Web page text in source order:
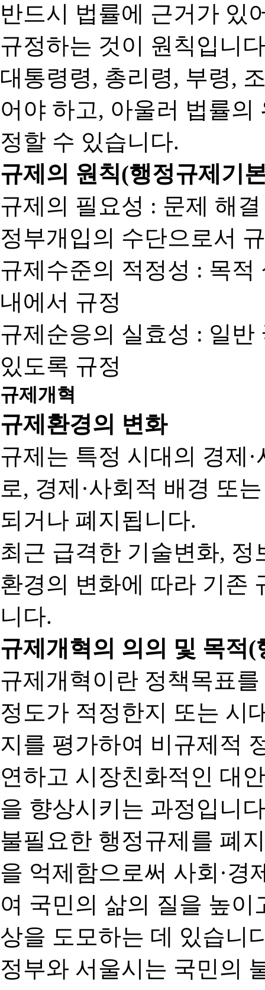
반드시 법률에 근거가 있
규정하는 것이 원칙입니
대통령령, 총리령, 부령,
어야 하고, 아울러 법률
정할 수 있습니다.
규제의 원칙(행정규제기
규제의 필요성 : 문제 해
정부개입의 수단으로서
규제수준의 적정성 : 목
내에서 규정
규제순응의 실효성 : 일
있도록 규정
규제개혁
규제환경의 변화
규제는 특정 시대의 경제
로, 경제·사회적 배경 또
되거나 폐지됩니다.
최근 급격한 기술변화,
환경의 변화에 따라 기존
니다.
규제개혁의 의의 및 목적
규제개혁이란 정책목표
정도가 적정한지 또는 시
지를 평가하여 비규제적
연하고 시장친화적인 대
을 향상시키는 과정입니
불필요한 행정규제를 폐
을 억제함으로써 사회·경
여 국민의 삶의 질을 높
상을 도모하는 데 있습니
정부와 서울시는 국민의